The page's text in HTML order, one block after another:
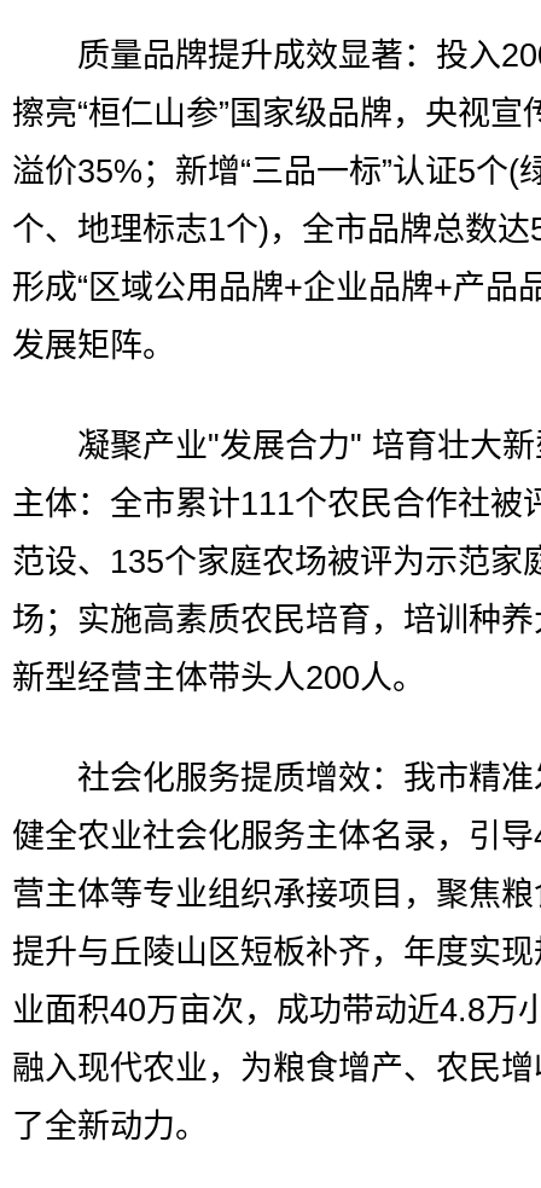
质量品牌提升成效显著：投入
擦亮“桓仁山参”国家级品牌，央视宣
溢价35%；新增“三品一标”认证5个(
个、地理标志1个)，全市品牌总数达
形成“区域公用品牌+企业品牌+产品
发展矩阵。
凝聚产业"发展合力" 培育壮大新
主体：全市累计111个农民合作社被
范设、135个家庭农场被评为示范家
场；实施高素质农民培育，培训种
新型经营主体带头人200人。
社会化服务提质增效：我市精准
健全农业社会化服务主体名录，引
营主体等专业组织承接项目，聚焦
提升与丘陵山区短板补齐，年度实
业面积40万亩次，成功带动近4.8万
融入现代农业，为粮食增产、农民
了全新动力。